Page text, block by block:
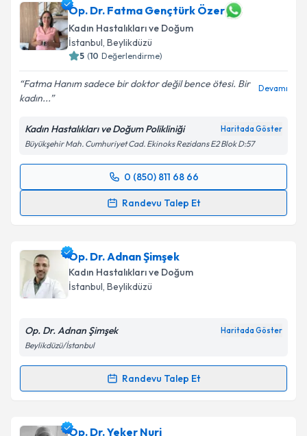
Op. Dr. Fatma Gençtürk Özer
Kadın Hastalıkları ve Doğum
İstanbul, Beylikdüzü
5 (10 Değerlendirme)
Fatma Hanım sadece bir doktor değil bence ötesi. Bir
kadın...
Devamı
Kadın Hastalıkları ve Doğum Polikliniği Haritada Göster
Büyükşehir Mah. Cumhuriyet Cad. Ekinoks Rezidans E2 Blok D:57
0 (850) 811 68 66
Randevu Talep Et
Randevu Takvimi Talebi
için bir takvim hazırlandığında e-posta ile
bilgilendireceğiz.
E-posta Adresiniz
Kişisel verilerimin işlenmesine ilişkinAydınlatma
'ni okudum ve kişisel verilerimin belirtilen
kapsamda işlenmesini kabul ediyorum.
Op. Dr. Adnan Şimşek
Kadın Hastalıkları ve Doğum
İstanbul, Beylikdüzü
Op. Dr. Adnan Şimşek Haritada Göster
Beylikdüzü/İstanbul
Randevu Talep Et
Randevu Takvimi Talebi
Op. Dr. Adnan Şimşekiçin randevu takvimi talebi
Op. Dr. Yeker Nuri